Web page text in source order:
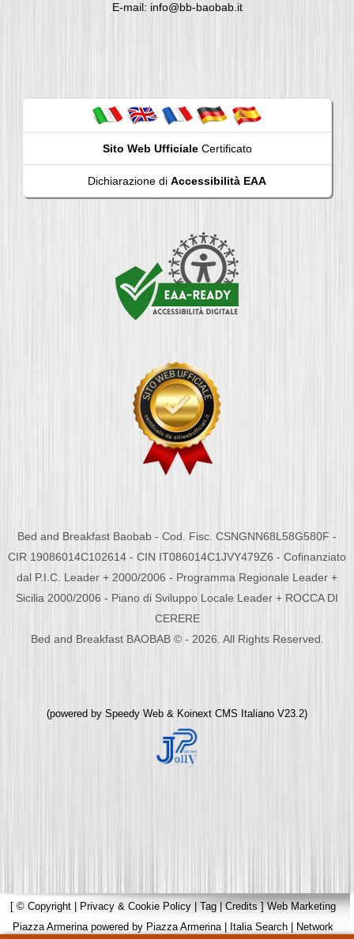
E-mail: info@bb-baobab.it
Sito Web UfficialeCertificato
Dichiarazione di Accessibilità EAA
Bed and Breakfast Baobab - Cod. Fisc. CSNGNN68L58G580F -
CIR 19086014C102614 - CIN IT086014C1JVY479Z6 - Cofinanziato
dal P.I.C. Leader + 2000/2006 - Programma Regionale Leader +
Sicilia 2000/2006 - Piano di Sviluppo Locale Leader + ROCCA DI
CERERE
Bed and Breakfast BAOBAB © - 2026. All Rights Reserved.
(powered by Speedy Web & Koinext CMS Italiano V23.2)
[ © Copyright | Privacy & Cookie Policy | Tag|Credits]Web Marketing
Piazza Armerina powered by Piazza Armerina | Italia Search | Network